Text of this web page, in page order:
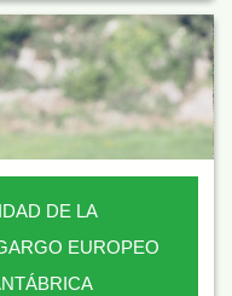
DE LA
EUROPEO